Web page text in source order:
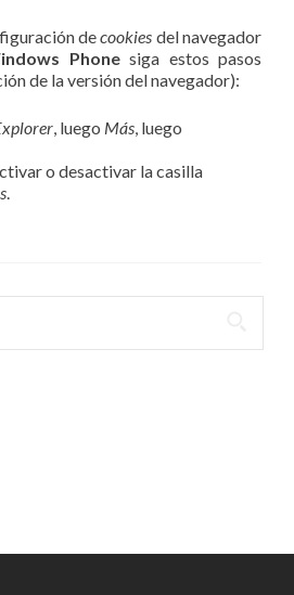
decookies del navegador
Phonesiga estos pasos
de la versión del navegador):
, luego Más, luego
o desactivar la casilla
.